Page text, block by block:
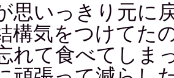
思いっきり元に
構気をつけてた
れて食べてしま